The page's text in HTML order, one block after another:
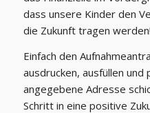
dass unsere Kinder den
die Zukunft tragen werden!
Einfach den
ausdrucken, ausfüllen
angegebene Adresse
Schritt in eine positive